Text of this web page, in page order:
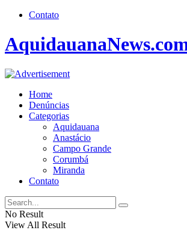
Contato
Home
Denúncias
Categorias
Aquidauana
Anastácio
Campo Grande
Corumbá
Miranda
Contato
No Result
View All Result